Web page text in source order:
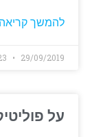
להמשך
29/09/2019
על